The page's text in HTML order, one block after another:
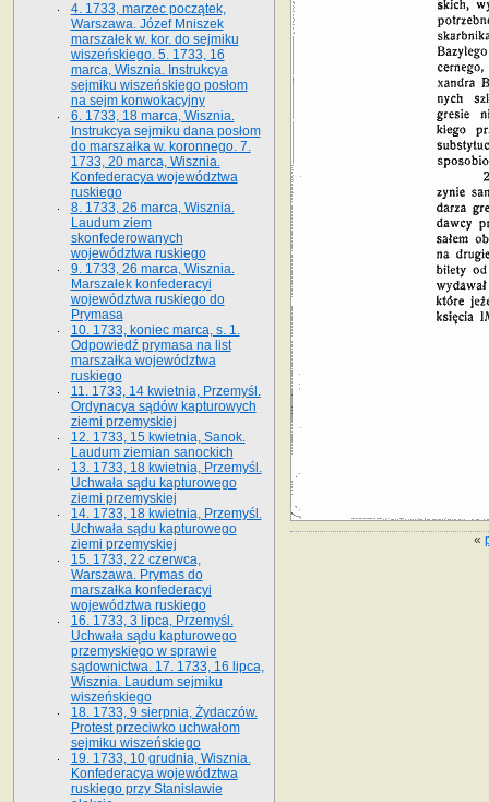
«
4. 1733, marzec początek,
Warszawa. Józef Mniszek
marszałek w. kor. do sejmiku
wiszeńskiego. 5. 1733, 16
marca, Wisznia. Instrukcya
sejmiku wiszeńskiego posłom
na sejm konwokacyjny
6. 1733, 18 marca, Wisznia.
Instrukcya sejmiku dana posłom
do marszałka w. koronnego. 7.
1733, 20 marca, Wisznia.
Konfederacya województwa
ruskiego
8. 1733, 26 marca, Wisznia.
Laudum ziem
skonfederowanych
województwa ruskiego
9. 1733, 26 marca, Wisznia.
Marszałek konfederacyi
województwa ruskiego do
Prymasa
10. 1733, koniec marca, s. 1.
Odpowiedź prymasa na list
marszałka województwa
ruskiego
11. 1733, 14 kwietnia, Przemyśl.
Ordynacya sądów kapturowych
ziemi przemyskiej
12. 1733, 15 kwietnia, Sanok.
Laudum ziemian sanockich
13. 1733, 18 kwietnia, Przemyśl.
Uchwała sądu kapturowego
ziemi przemyskiej
14. 1733, 18 kwietnia, Przemyśl.
Uchwała sądu kapturowego
ziemi przemyskiej
15. 1733, 22 czerwca,
Warszawa. Prymas do
marszałka konfederacyi
województwa ruskiego
16. 1733, 3 lipca, Przemyśl.
Uchwała sądu kapturowego
przemyskiego w sprawie
sądownictwa. 17. 1733, 16 lipca,
Wisznia. Laudum sejmiku
wiszeńskiego
18. 1733, 9 sierpnia, Żydaczów.
Protest przeciwko uchwałom
sejmiku wiszeńskiego
19. 1733, 10 grudnia, Wisznia.
Konfederacya województwa
ruskiego przy Stanisławie